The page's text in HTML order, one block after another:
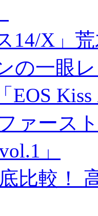
14/X」
の一眼
EOS
ァース
」
比較！